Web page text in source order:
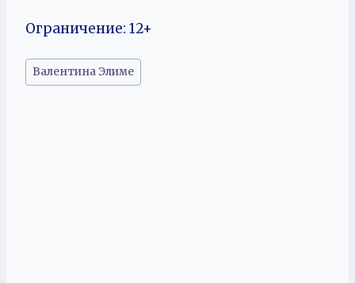
Ограничение: 12+
Метки
записи:
Валентина Элиме